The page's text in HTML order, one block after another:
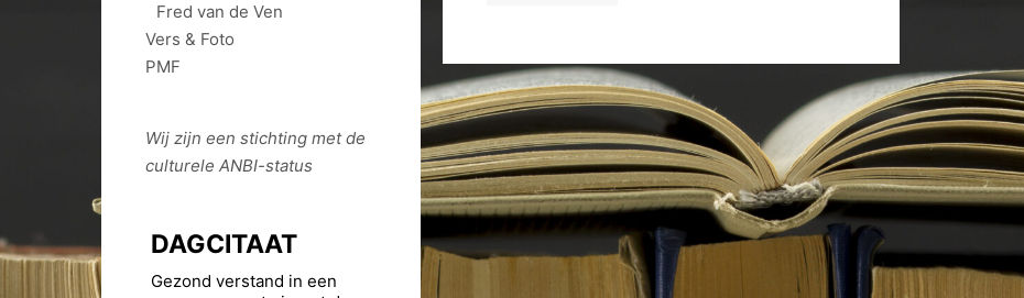
Fred van de Ven
Vers & Foto
PMF
Wij zijn een stichting met de
culturele ANBI-status
DAGCITAAT
Gezond verstand in een